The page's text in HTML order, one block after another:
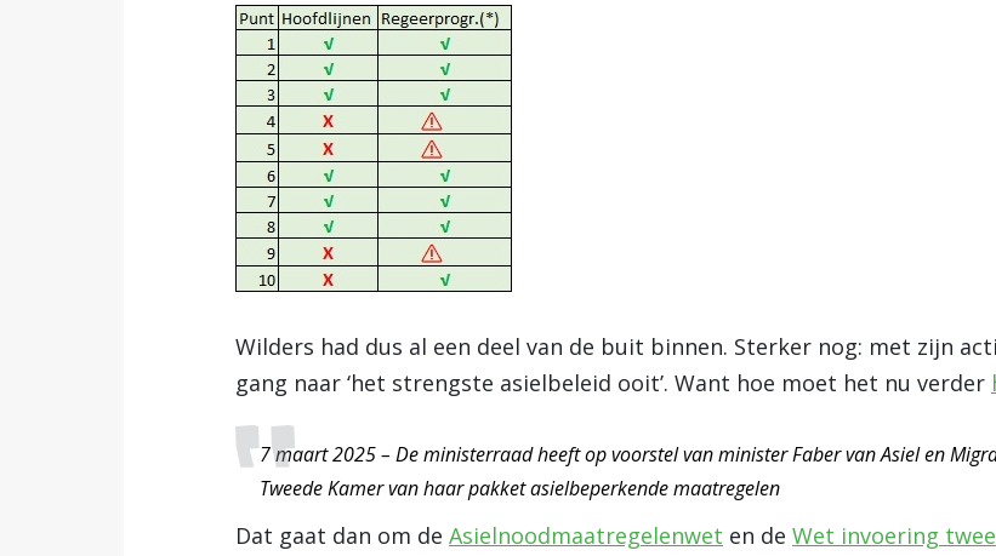
Wilders had dus al een deel van de buit binnen. Sterker nog: met zijn
gang naar ‘het strengste asielbeleid ooit’. Want hoe moet het nu verder
7 maart 2025 – De ministerraad heeft op voorstel van minister Faber van Asiel en
Tweede Kamer van haar pakket asielbeperkende maatregelen
Dat gaat dan om de Asielnoodmaatregelenwet en de Wet invoering